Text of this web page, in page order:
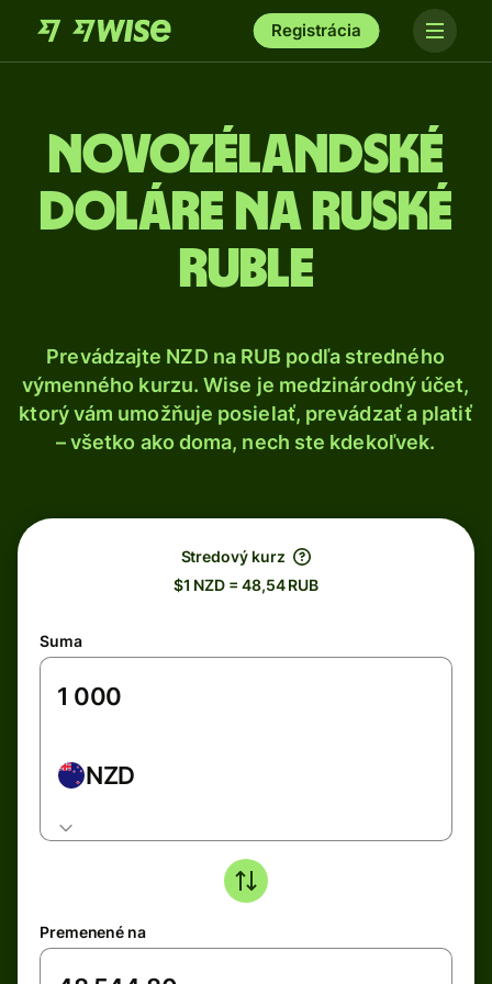
Registrácia
Novozélandské
doláre na ruské
ruble
Prevádzajte NZD na RUB podľa stredného
výmenného kurzu. Wise je medzinárodný účet,
ktorý vám umožňuje posielať, prevádzať a platiť
– všetko ako doma, nech ste kdekoľvek.
Stredový kurz
$1 NZD = 48,54 RUB
Suma
NZD
Premenené na